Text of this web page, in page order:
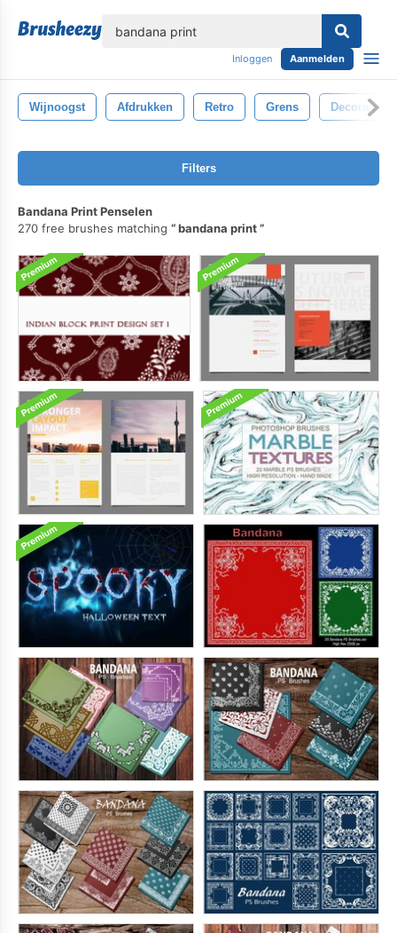
Inloggen Aanmelden
Wijnoogst Afdrukken Retro Grens Decoratief
Filters
Bandana Print Penselen
270 free brushes matching
bandana print